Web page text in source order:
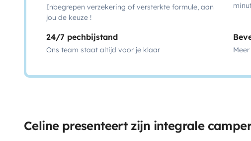
Inbegrepen verzekering of versterkte formule, aan
jou de keuze !
24/7 pechbijstand
Ons team staat altijd voor je klaar
Celine presenteert zijn integrale